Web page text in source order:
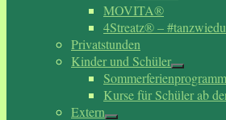
MOVITA®
4Streatz® –
Privatstunden
Kinder und Schüler
Sommerferienprogramm
Kurse für Schüler ab
Extern